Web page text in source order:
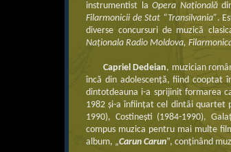
instrumentist laOpera Naţională
Filarmonicii de Stat “Transilvania”.
diverse concursuri de muzică
Naţionala Radio Moldova,
Capriel Dedeian, muzician
încă din adolescenţă, fiind cooptat
dintotdeauna i-a sprijinit formarea
1982 şi-a înfiinţat cel dintâi quartet
1990), Costineşti (1984-1990),
compus muzica pentru mai multe
album, „Carun Carun”, conţinând